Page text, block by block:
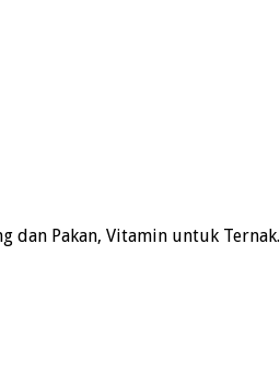
dan Pakan, Vitamin untuk Ternak.